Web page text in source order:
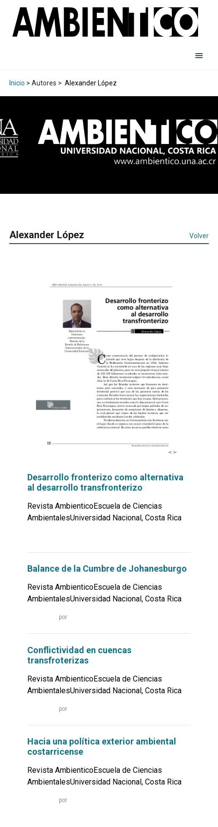
Inicio > Autores > Alexander López
Alexander López Volver
Desarrollo fronterizo como alternativa
al desarrollo transfronterizo
Revista AmbienticoEscuela de Ciencias
AmbientalesUniversidad Nacional, Costa Rica
Balance de la Cumbre de Johanesburgo
Revista AmbienticoEscuela de Ciencias
AmbientalesUniversidad Nacional, Costa Rica
por
Conflictividad en cuencas
transfroterizas
Revista AmbienticoEscuela de Ciencias
AmbientalesUniversidad Nacional, Costa Rica
por
Hacia una política exterior ambiental
costarricense
Revista AmbienticoEscuela de Ciencias
AmbientalesUniversidad Nacional, Costa Rica
por